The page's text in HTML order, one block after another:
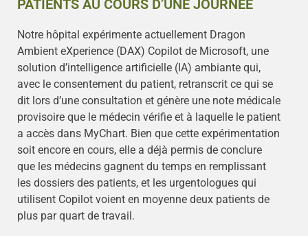
PATIENTS AU COURS D’UNE JOURNÉE
Notre hôpital expérimente actuellement Dragon
Ambient eXperience (DAX) Copilot de Microsoft, une
solution d’intelligence artificielle (IA) ambiante qui,
avec le consentement du patient, retranscrit ce qui se
dit lors d’une consultation et génère une note médicale
provisoire que le médecin vérifie et à laquelle le patient
a accès dans MyChart. Bien que cette expérimentation
soit encore en cours, elle a déjà permis de conclure
que les médecins gagnent du temps en remplissant
les dossiers des patients, et les urgentologues qui
utilisent Copilot voient en moyenne deux patients de
plus par quart de travail.